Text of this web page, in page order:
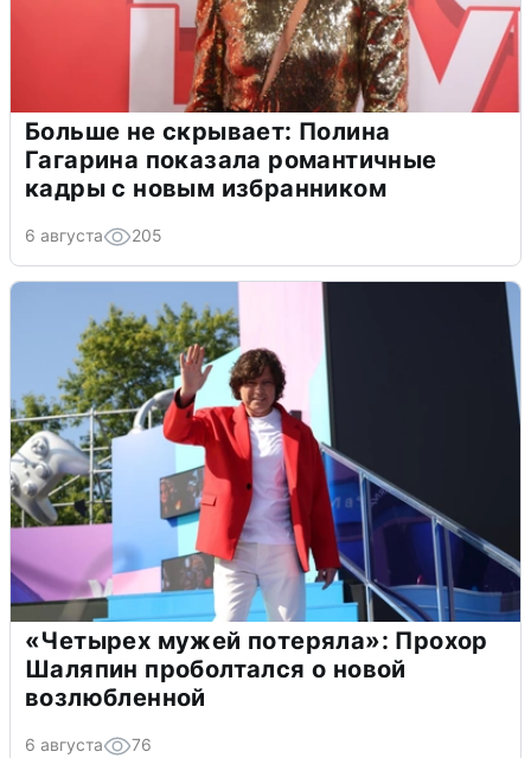
Больше не скрывает: Полина
Гагарина показала романтичные
кадры с новым избранником
6 августа 205
«Четырех мужей потеряла»: Прохор
Шаляпин проболтался о новой
возлюбленной
6 августа 76